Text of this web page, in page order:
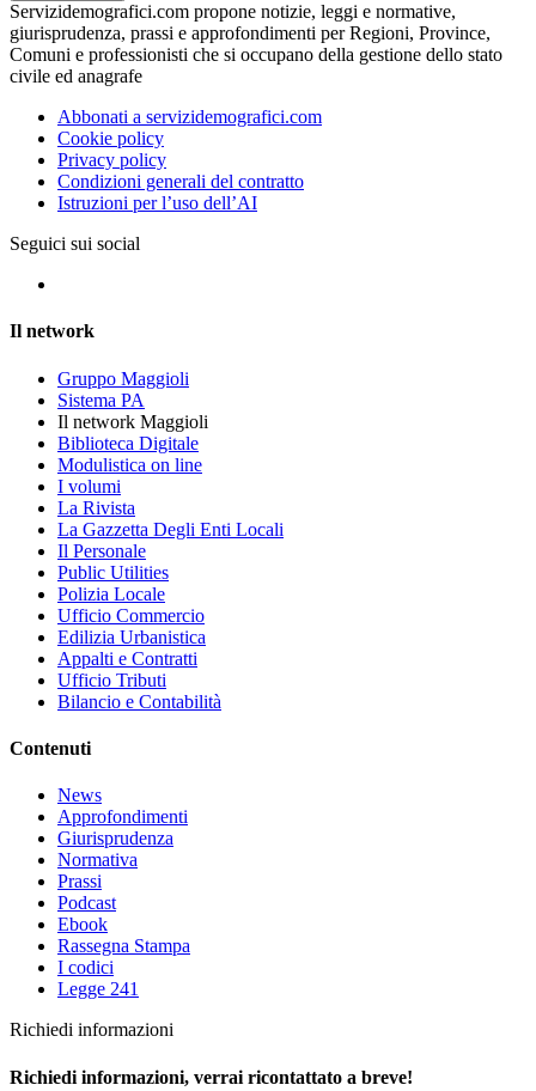
Servizidemografici.com propone notizie, leggi e normative,
giurisprudenza, prassi e approfondimenti per Regioni, Province,
Comuni e professionisti che si occupano della gestione dello stato
civile ed anagrafe
Abbonati a servizidemografici.com
Cookie policy
Privacy policy
Condizioni generali del contratto
Istruzioni per l’uso dell’AI
Seguici sui social
Il network
Gruppo Maggioli
Sistema PA
Il network Maggioli
Biblioteca Digitale
Modulistica on line
I volumi
La Rivista
La Gazzetta Degli Enti Locali
Il Personale
Public Utilities
Polizia Locale
Ufficio Commercio
Edilizia Urbanistica
Appalti e Contratti
Ufficio Tributi
Bilancio e Contabilità
Contenuti
News
Approfondimenti
Giurisprudenza
Normativa
Prassi
Podcast
Ebook
Rassegna Stampa
I codici
Legge 241
Richiedi informazioni
Richiedi informazioni, verrai ricontattato a breve!